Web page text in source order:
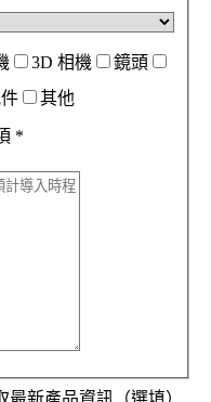
3D 相機
鏡頭
其他
*
新產品資訊（選填）